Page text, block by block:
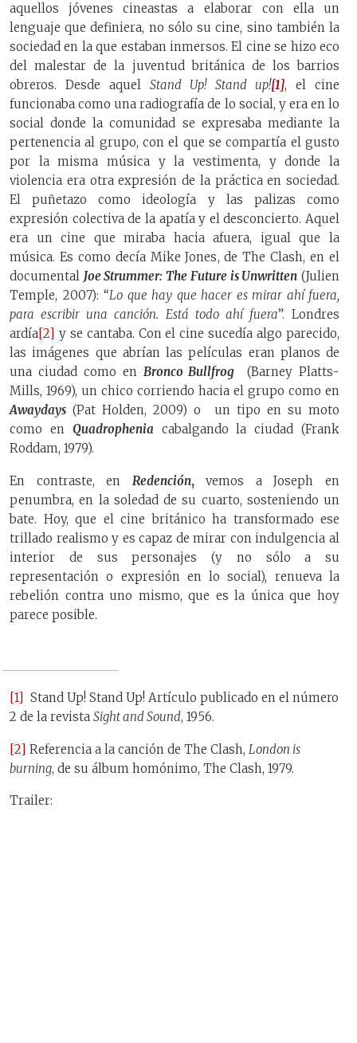
aquellos jóvenes cineastas a elaborar con ella un
lenguaje que definiera, no sólo su cine, sino también la
sociedad en la que estaban inmersos. El cine se hizo eco
del malestar de la juventud británica de los barrios
obreros. Desde aquel Stand Up! Stand up![1], el cine
funcionaba como una radiografía de lo social, y era en lo
social donde la comunidad se expresaba mediante la
pertenencia al grupo, con el que se compartía el gusto
por la misma música y la vestimenta, y donde la
violencia era otra expresión de la práctica en sociedad.
El puñetazo como ideología y las palizas como
expresión colectiva de la apatía y el desconcierto. Aquel
era un cine que miraba hacia afuera, igual que la
música. Es como decía Mike Jones, de The Clash, en el
documental Joe Strummer: The Future is Unwritten (Julien
Temple, 2007): “Lo que hay que hacer es mirar ahí fuera,
para escribir una canción. Está todo ahí fuera”. Londres
ardía [2]
y se cantaba. Con el cine sucedía algo parecido,
las imágenes que abrían las películas eran planos de
una ciudad como en Bronco Bullfrog
(Barney Platts-
Mills, 1969), un chico corriendo hacia el grupo como en
Awaydays (Pat Holden, 2009) o un tipo en su moto
como en Quadrophenia cabalgando la ciudad (Frank
Roddam, 1979).
En contraste, en Redención, vemos a Joseph en
penumbra, en la soledad de su cuarto, sosteniendo un
bate. Hoy, que el cine británico ha transformado ese
trillado realismo y es capaz de mirar con indulgencia al
interior de sus personajes (y no sólo a su
representación o expresión en lo social), renueva la
rebelión contra uno mismo, que es la única que hoy
parece posible.
[1]
Stand Up! Stand Up! Artículo publicado en el número
2 de la revista Sight and Sound, 1956.
[2] Referencia a la canción de The Clash, London is
burning, de su álbum homónimo, The Clash, 1979.
Trailer: